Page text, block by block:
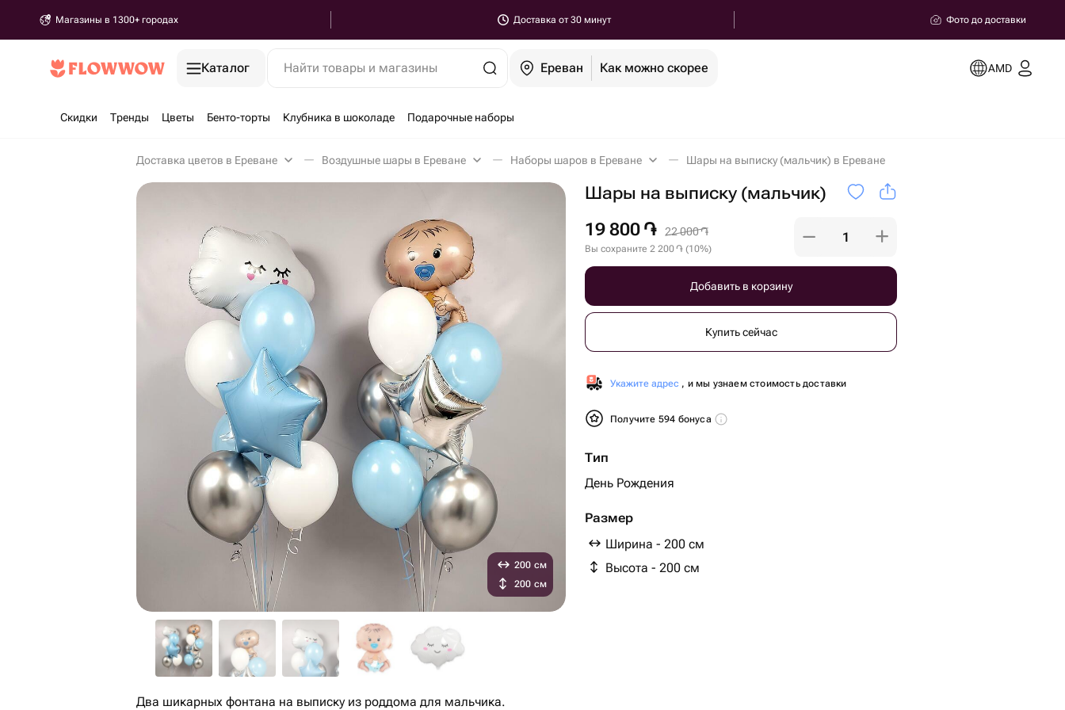
Магазины в 1300+ городах Доставка от 30 минут Фото до доставки
Каталог Найти товары и магазины Ереван Как можно скорее AMD
Скидки Тренды Цветы Бенто-торты Клубника в шоколаде Подарочные наборы
Доставка цветов в Ереване Воздушные шары в Ереване Наборы шаров в Ереване Шары на выписку (мальчик) в Ереване
Шары на выписку (мальчик)
19 800 ֏ 22 000֏
Вы сохраните 2 200֏ (10%)
Добавить в корзину
Купить сейчас
Укажите адрес , и мы узнаем стоимость доставки
Получите 594 бонуса
Тип
День Рождения
Размер
Ширина - 200 см
Высота - 200 см
200 см
200 см
Два шикарных фонтана на выписку из роддома для мальчика.